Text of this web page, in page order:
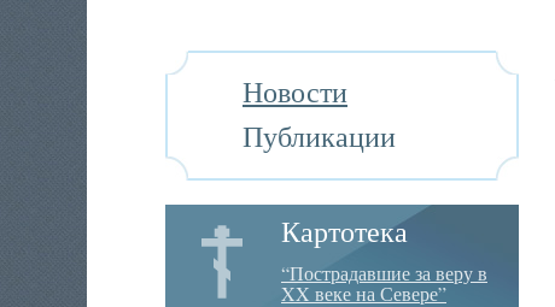
Новости
Публикации
Картотека
“Пострадавшие за веру в
XX веке на Севере”